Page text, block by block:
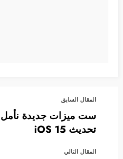
المقال السابق
ست ميزات جديدة نأمل
تحديث iOS 15
المقال التالي